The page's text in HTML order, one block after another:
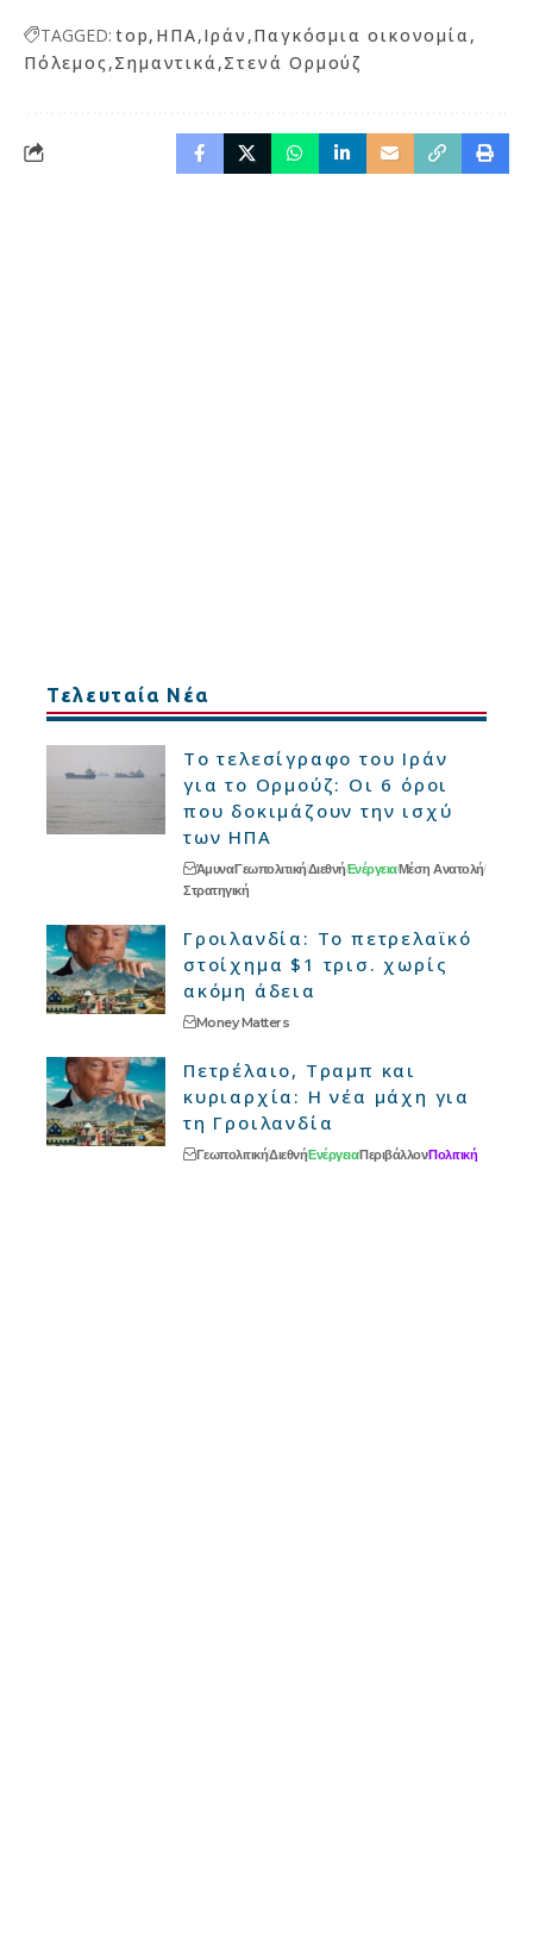
TAGGED: top ΗΠΑ Ιράν Παγκόσμια οικονομία
Πόλεμος Σημαντικά Στενά Ορμούζ
Τελευταία Νέα
Το τελεσίγραφο του Ιράν
για το Ορμούζ: Οι 6 όροι
που δοκιμάζουν την ισχύ
των ΗΠΑ
ΆμυναΓεωπολιτικήΔιεθνήΕνέργειαΜέση Ανατολή
Στρατηγική
Γροιλανδία: Το πετρελαϊκό
στοίχημα $1 τρισ. χωρίς
ακόμη άδεια
Money Matters
Πετρέλαιο, Τραμπ και
κυριαρχία: Η νέα μάχη για
τη Γροιλανδία
ΓεωπολιτικήΔιεθνήΕνέργειαΠεριβάλλονΠολιτική